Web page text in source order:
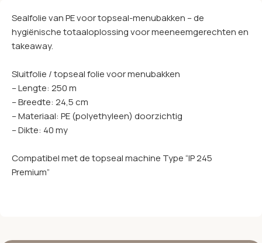
Sealfolie van PE voor topseal-menubakken – de
hygiënische totaaloplossing voor meeneemgerechten en
takeaway.
Sluitfolie / topseal folie voor menubakken
– Lengte: 250 m
– Breedte: 24,5 cm
– Materiaal: PE (polyethyleen) doorzichtig
– Dikte: 40 my
Compatibel met de topseal machine Type “IP 245
Premium”